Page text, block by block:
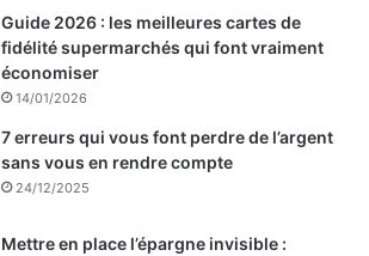
Guide 2026 : les meilleures cartes de
fidélité supermarchés qui font vraiment
économiser
14/01/2026
7 erreurs qui vous font perdre de l’argent
sans vous en rendre compte
24/12/2025
Mettre en place l’épargne invisible :